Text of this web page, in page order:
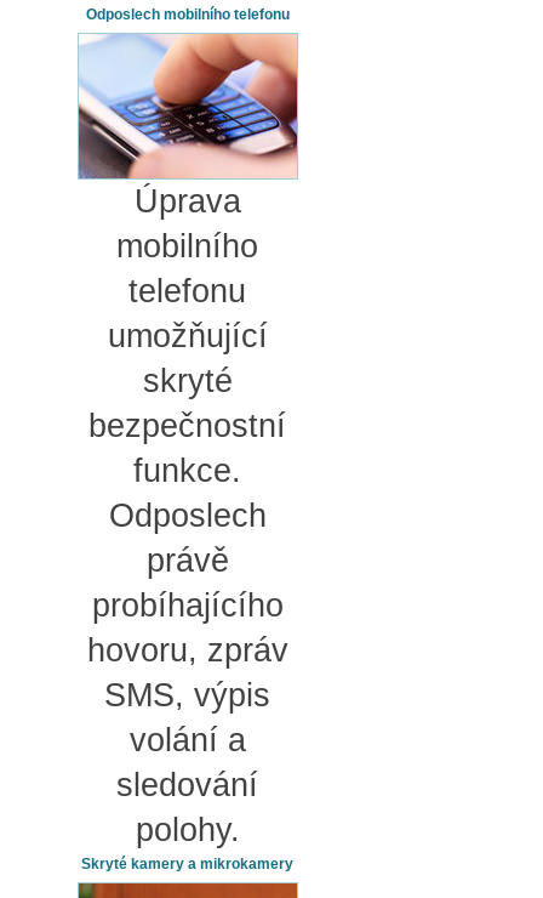
Odposlech mobilního telefonu
Úprava
mobilního
telefonu
umožňující
skryté
bezpečnostní
funkce.
Odposlech
právě
probíhajícího
hovoru, zpráv
SMS, výpis
volání a
sledování
polohy.
Skryté kamery a mikrokamery